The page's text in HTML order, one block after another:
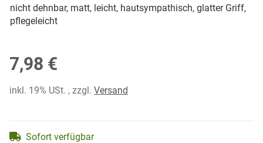
nicht dehnbar, matt, leicht, hautsympathisch, glatter Griff,
pflegeleicht
7,98 €
inkl. 19% USt. , zzgl. Versand
Sofort verfügbar